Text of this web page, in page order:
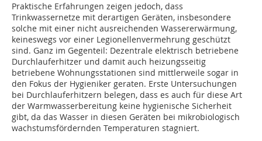
Praktische Erfahrungen zeigen jedoch, dass
Trinkwassernetze mit derartigen Geräten, insbesondere
solche mit einer nicht ausreichenden Wassererwärmung,
keineswegs vor einer Legionellenvermehrung geschützt
sind. Ganz im Gegenteil: Dezentrale elektrisch betriebene
Durchlauferhitzer und damit auch heizungsseitig
betriebene Wohnungsstationen sind mittlerweile sogar in
den Fokus der Hygieniker geraten. Erste Untersuchungen
bei Durchlauferhitzern belegen, dass es auch für diese Art
der Warmwasserbereitung keine hygienische Sicherheit
gibt, da das Wasser in diesen Geräten bei mikrobiologisch
wachstumsfördernden Temperaturen stagniert.